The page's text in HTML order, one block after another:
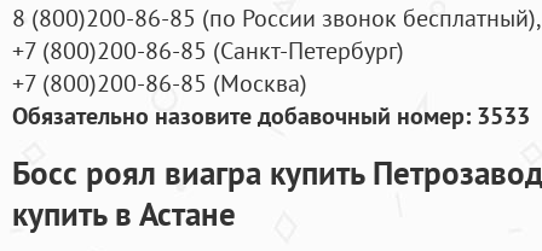
8 (800)200-86-85 (по России звонок бесплатный),
+7 (800)200-86-85 (Санкт-Петербург)
+7 (800)200-86-85 (Москва)
Обязательно назовите добавочный номер: 3533
Босс роял виагра купить
купить в Астане